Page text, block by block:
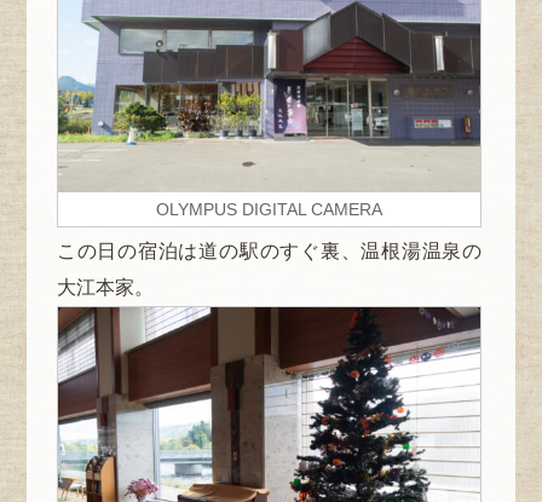
OLYMPUS DIGITAL CAMERA
この日の宿泊は道の駅のすぐ裏、温根湯温泉の
大江本家。